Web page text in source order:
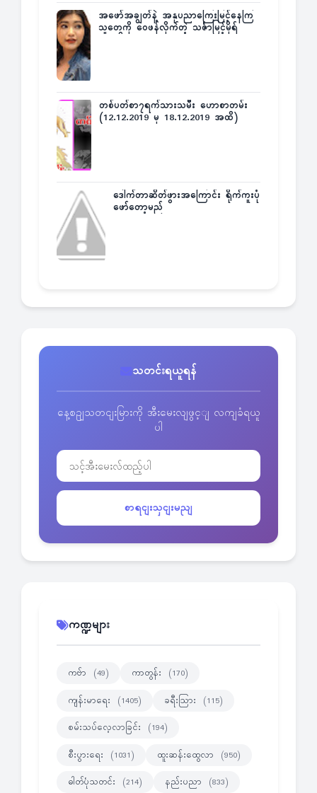
အဖော်အချွတ်နဲ့ အနုပညာကြေးမြင့်နေကြ
သူတွေကို ဝေဖန်လိုက်တဲ့ သင်္ဇာမြင့်မိုရ်
တစ်ပတ်စာ၇ရက်သားသမီး ဟောစာတမ်း
(12.12.2019 မှ 18.12.2019 အထိ)
ဒေါက်တာဆိတ်ဖွားအကြောင်း ရိုက်ကူးပုံ
ဖော်တော့မည်
သတင်းရယူရန်
နေ့စဥျသတငျးမြားကို အီးမေးလျဖွင့ျ လကျခံရယူ
ပါ
စာရငျးသှငျးမညျ
ကဏ္ဍများ
ကဗ်ာ (49) ကာတွန်း (170)
ကျန်းမာရေး (1405) ခရီးသြား (115)
စမ်းသပ်လေ့လာခြင်း (194)
စီးပွားရေး (1031) ထူးဆန်းထွေလာ (950)
ဓါတ်ပုံသတင်း (214) နည်းပညာ (833)